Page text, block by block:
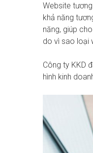
Website
khả năng
năng, giúp
do vì sao loại
Công ty KKD
hình kinh